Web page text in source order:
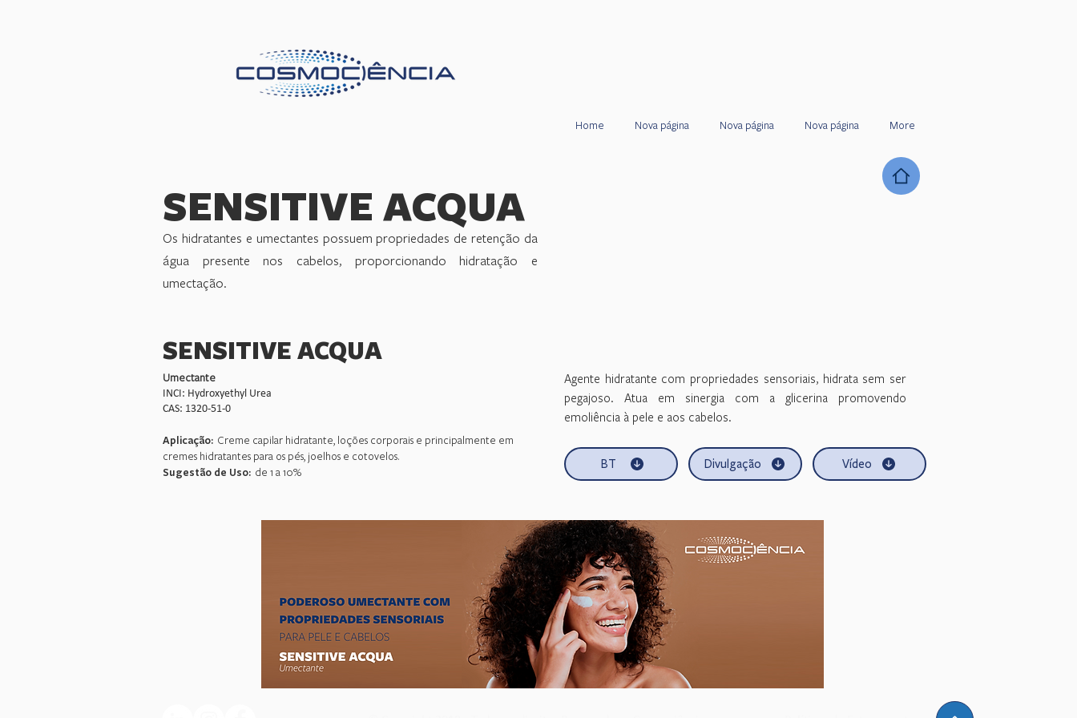
Home Nova página Nova página Nova página More
SENSITIVE ACQUA
Os hidratantes e umectantes possuem propriedades de retenção da
água presente nos cabelos, proporcionando hidratação e
umectação.
SENSITIVE ACQUA
Umectante
INCI: Hydroxyethyl Urea
CAS: 1320-51-0
Aplicação: Creme capilar hidratante, loções corporais e principalmente em
cremes hidratantes para os pés, joelhos e cotovelos.
​Sugestão de Uso: de 1 a 10%
Agente hidratante com propriedades sensoriais, hidrata sem ser
pegajoso. Atua em sinergia com a glicerina promovendo
emoliência à pele e aos cabelos.
BT Divulgação Vídeo